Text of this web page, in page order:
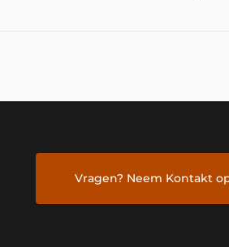
Vragen? Neem Kontakt